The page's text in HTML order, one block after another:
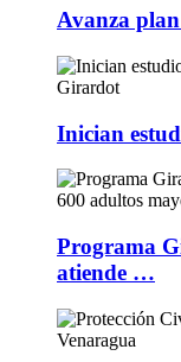
Avanza
Inician
Programa
atiende …